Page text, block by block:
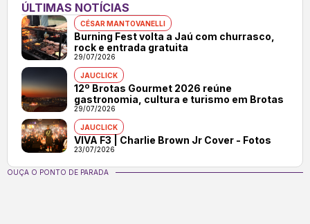
ÚLTIMAS NOTÍCIAS
CÉSAR MANTOVANELLI
Burning Fest volta a Jaú com churrasco,
rock e entrada gratuita
29/07/2026
JAUCLICK
12º Brotas Gourmet 2026 reúne
gastronomia, cultura e turismo em Brotas
29/07/2026
JAUCLICK
VIVA F3 | Charlie Brown Jr Cover - Fotos
23/07/2026
OUÇA O PONTO DE PARADA